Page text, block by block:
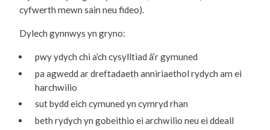
cyfwerth mewn sain neu fideo).
Dylech gynnwys yn gryno:
pwy ydych chi a’ch cysylltiad â’r gymuned
pa agwedd ar dreftadaeth anniriaethol rydych am ei
harchwilio
sut bydd eich cymuned yn cymryd rhan
beth rydych yn gobeithio ei archwilio neu ei ddeall